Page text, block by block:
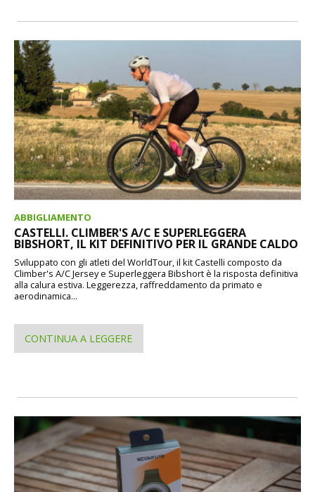
ABBIGLIAMENTO
CASTELLI. CLIMBER'S A/C E SUPERLEGGERA
BIBSHORT, IL KIT DEFINITIVO PER IL GRANDE CALDO
Sviluppato con gli atleti del WorldTour, il kit Castelli composto da
Climber's A/C Jersey e Superleggera Bibshort è la risposta definitiva
alla calura estiva. Leggerezza, raffreddamento da primato e
aerodinamica...
CONTINUA A LEGGERE